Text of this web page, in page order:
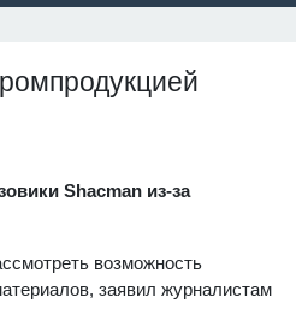
Shacman из-за
возможность
заявил журналистам